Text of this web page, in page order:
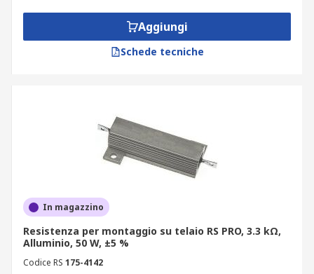
Aggiungi
Schede tecniche
In magazzino
Resistenza per montaggio su telaio RS PRO, 3.3 kΩ,
Alluminio, 50 W, ±5 %
Codice RS 175-4142